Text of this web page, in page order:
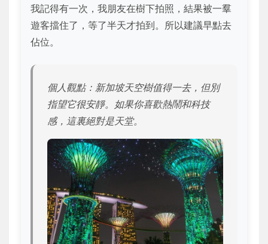
我記得有一次，我朋友在樹下拍照，結果被一羣
遊客擋住了，等了半天才拍到。所以建議早點去
佔位。
個人觀點：新加坡天空樹值得一去，但別
指望它很安靜。如果你喜歡熱鬧和科技
感，這裏絕對是天堂。